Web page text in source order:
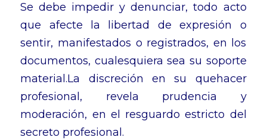
Se debe impedir y denunciar, todo acto
que afecte la libertad de expresión o
sentir, manifestados o registrados, en los
documentos, cualesquiera sea su soporte
material.La discreción en su quehacer
profesional, revela prudencia y
moderación, en el resguardo estricto del
secreto profesional.